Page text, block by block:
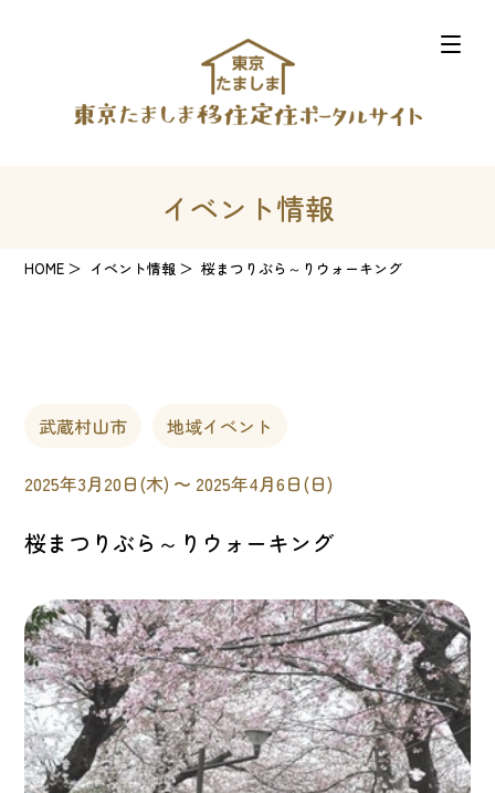
イベント情報
HOME イベント情報 桜まつりぶら～りウォーキング
武蔵村山市 地域イベント
2025年3月20日(木) 〜 2025年4月6日(日)
桜まつりぶら～りウォーキング